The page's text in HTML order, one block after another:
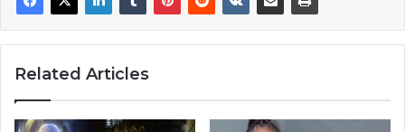
Related Articles